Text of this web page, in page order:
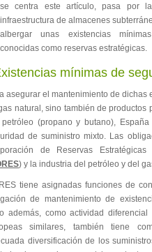
se centra este artículo, pasa por
infraestructura de almacenes
albergar unas existencias
conocidas como reservas estratégicas.
mínimas de
asegurar el mantenimiento de dichas
natural, sino también de productos
(propano y butano),
de suministro mixto. Las
de Reservas
) y la industria del petróleo y del
tiene asignadas funciones de
de mantenimiento de
además, como actividad
similares, también tiene
diversificación de los